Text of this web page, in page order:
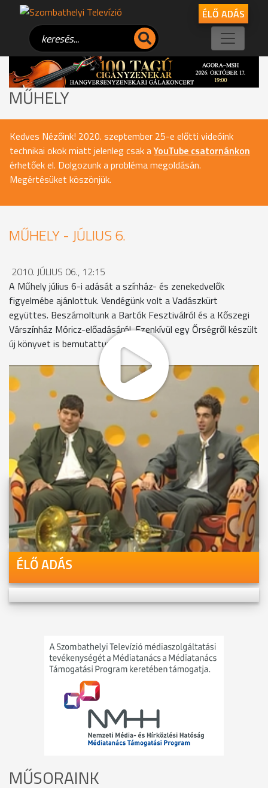
ÉLŐ ADÁS
MŰHELY
Kedves Nézőink! 2020. szeptember 25-e előtti videóink
technikai okok miatt jelenleg csak aYouTube csatornánkon
érhetőek el. Dolgozunk a probléma megoldásán.
Megértésüket köszönjük.
MŰHELY - JÚLIUS 6.
2010. JÚLIUS 06., 12:15
A Műhely július 6-i adását a színház- és zenekedvelők
figyelmébe ajánlottuk. Vendégünk volt a Vadászkürt
együttes. Beszámoltunk a Bartók Fesztiválról és a Kőszegi
Várszínház Móricz-előadásáról. Ezenkívül egy Őrségről készült
új könyvet is bemutattunk.
MEGOSZTÁS
Videóink megtekinthetőek
Youtube-csatornánkon is!
ÉLŐ ADÁS
MŰSORAINK